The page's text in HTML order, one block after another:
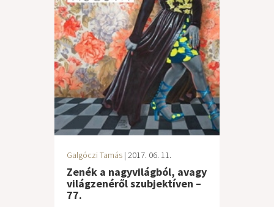
Galgóczi Tamás | 2017. 06. 11.
Zenék a nagyvilágból, avagy
világzenéről szubjektíven –
77.